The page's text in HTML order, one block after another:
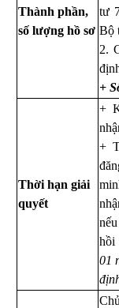
Thành phần,
số lượng hồ sơ
tư
Bộ
2.
+
Thời hạn giải
quyết
+
+
hồi
01